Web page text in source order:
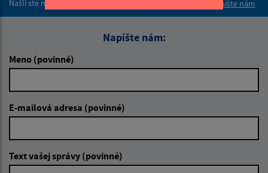
Našli ste na stránke chybu?
Napíšte nám
Napíšte nám:
Meno (povinné)
E-mailová adresa (povinné)
Text vašej správy (povinné)